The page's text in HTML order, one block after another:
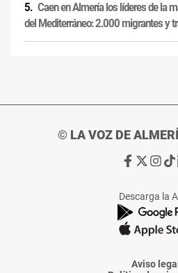
Caen en Almería los líderes de la
del Mediterráneo: 2.000 migrantes y
© LA VOZ DE
Ir
de
La
Voz
Almería
Ir
de
La
Voz
Ir
de
La
Voz
Descarga la
Aviso legal